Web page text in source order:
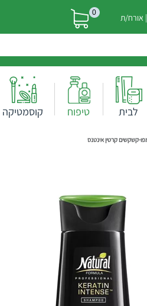
| אורח/ת 0
לבית טיפוח קוסמטיקה